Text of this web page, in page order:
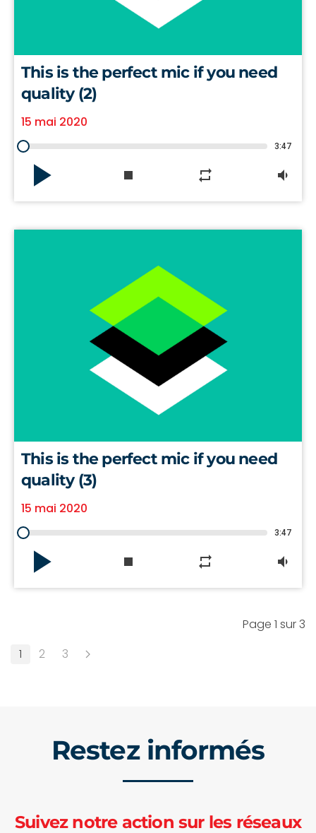
This is the perfect mic if you need
quality (2)
15 mai 2020
3:47
play_arrow stop repeat volume_down
This is the perfect mic if you need
quality (3)
15 mai 2020
3:47
play_arrow stop repeat volume_down
Page 1 sur 3
1
2 3
Restez informés
Suivez notre action sur les réseaux